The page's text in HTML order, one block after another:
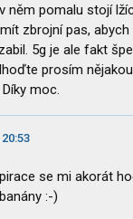
něm pomalu stojí
zbrojní pas,
5g je ale fakt
prosím
moc.
se mi akorát
:-)